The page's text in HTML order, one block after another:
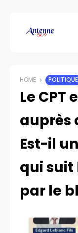
HOME POLITIQUE
Le
auprès
Est-il
qui suit
par le